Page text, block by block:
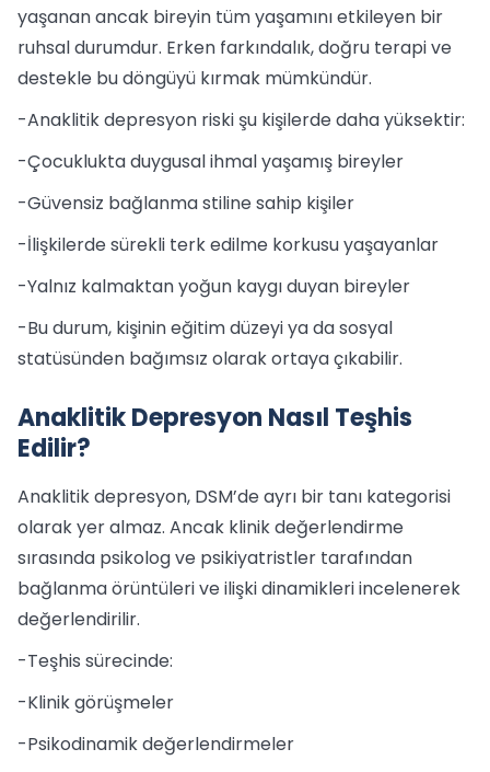
yaşanan ancak bireyin tüm yaşamını etkileyen bir
ruhsal durumdur. Erken farkındalık, doğru terapi ve
destekle bu döngüyü kırmak mümkündür.
-Anaklitik depresyon riski şu kişilerde daha yüksektir:
-Çocuklukta duygusal ihmal yaşamış bireyler
-Güvensiz bağlanma stiline sahip kişiler
-İlişkilerde sürekli terk edilme korkusu yaşayanlar
-Yalnız kalmaktan yoğun kaygı duyan bireyler
-Bu durum, kişinin eğitim düzeyi ya da sosyal
statüsünden bağımsız olarak ortaya çıkabilir.
Anaklitik Depresyon Nasıl Teşhis
Edilir?
Anaklitik depresyon, DSM’de ayrı bir tanı kategorisi
olarak yer almaz. Ancak klinik değerlendirme
sırasında psikolog ve psikiyatristler tarafından
bağlanma örüntüleri ve ilişki dinamikleri incelenerek
değerlendirilir.
-Teşhis sürecinde:
-Klinik görüşmeler
-Psikodinamik değerlendirmeler